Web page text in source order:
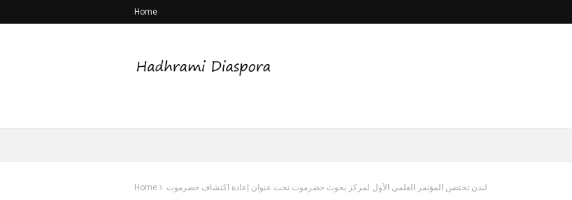
Home
Home لندن تحتضن المؤتمر العلمي الأول لمركز بحوث حضرموت تحت عنوان إعادة اكتشاف حضرموت